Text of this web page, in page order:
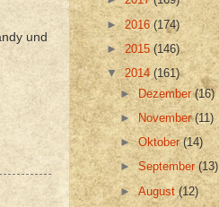
und
►2016(174)
►2015(146)
▼2014 (161)
►Dezember(16)
►November(11)
►Oktober(14)
►September(13)
►August(12)